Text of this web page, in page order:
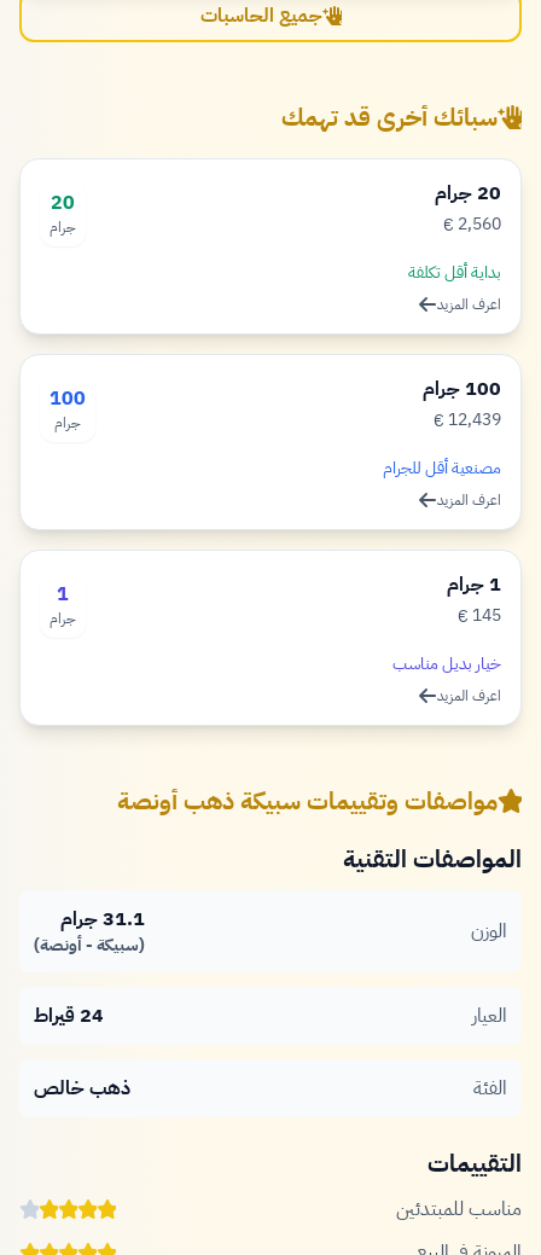
جميع الحاسبات
سبائك أخرى قد تهمك
20 جرام
2,560 يورو
€
20
جرام
بداية أقل تكلفة
اعرف المزيد
100 جرام
12,439 يورو
€
100
جرام
مصنعية أقل للجرام
اعرف المزيد
1 جرام
145 يورو
€
1
جرام
خيار بديل مناسب
اعرف المزيد
مواصفات وتقييمات سبيكة ذهب أونصة
المواصفات التقنية
الوزن 31.1 جرام
(سبيكة - أونصة)
العيار 24 قيراط
الفئة ذهب خالص
التقييمات
مناسب للمبتدئين